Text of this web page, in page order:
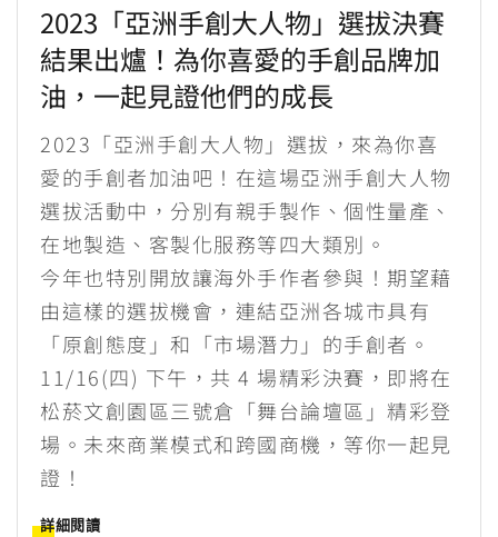
2023「亞洲手創大人物」選拔決賽
結果出爐！為你喜愛的手創品牌加
油，一起見證他們的成長
2023「亞洲手創大人物」選拔，來為你喜
愛的手創者加油吧！在這場亞洲手創大人物
選拔活動中，分別有親手製作、個性量產、
在地製造、客製化服務等四大類別。
今年也特別開放讓海外手作者參與！期望藉
由這樣的選拔機會，連結亞洲各城市具有
「原創態度」和「市場潛力」的手創者。
11/16(四) 下午，共 4 場精彩決賽，即將在
松菸文創園區三號倉「舞台論壇區」精彩登
場。未來商業模式和跨國商機，等你一起見
證！
詳細閱讀